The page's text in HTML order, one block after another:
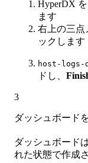
HyperDX
ます
右上の三点
ックします
host-logs-
ドし、
3
ダッシュボード
ダッシュボード
れた状態で作成